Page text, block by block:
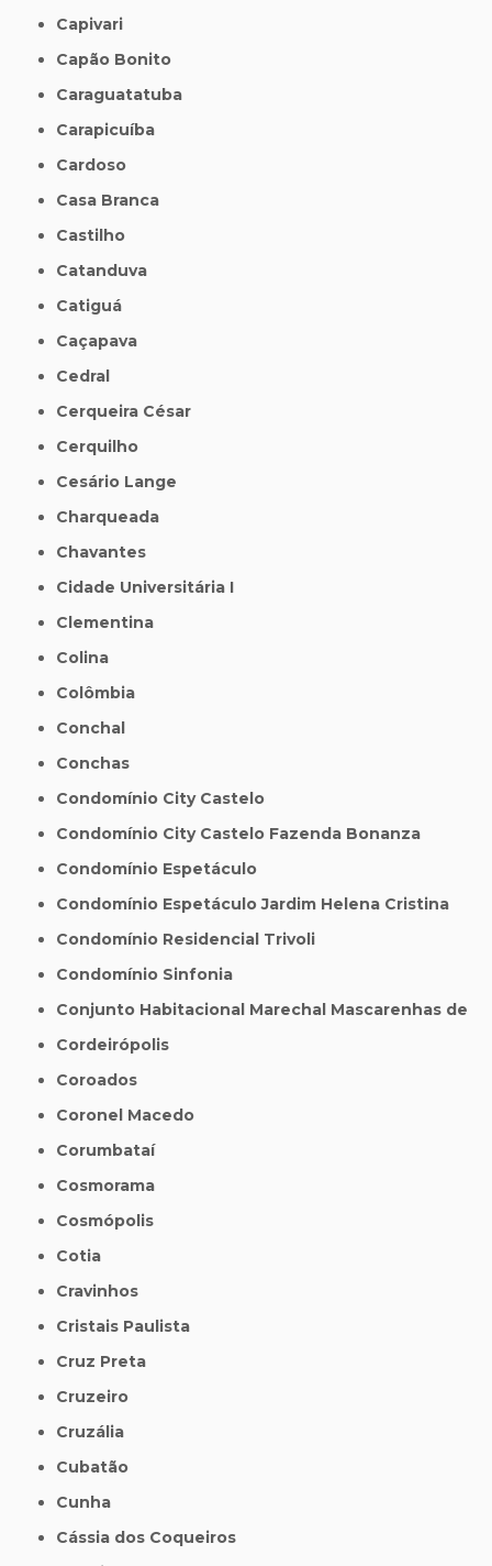
Capivari
Capão Bonito
Caraguatatuba
Carapicuíba
Cardoso
Casa Branca
Castilho
Catanduva
Catiguá
Caçapava
Cedral
Cerqueira César
Cerquilho
Cesário Lange
Charqueada
Chavantes
Cidade Universitária I
Clementina
Colina
Colômbia
Conchal
Conchas
Condomínio City Castelo
Condomínio City Castelo Fazenda Bonanza
Condomínio Espetáculo
Condomínio Espetáculo Jardim Helena Cristina
Condomínio Residencial Trivoli
Condomínio Sinfonia
Conjunto Habitacional Marechal Mascarenhas de
Cordeirópolis
Coroados
Coronel Macedo
Corumbataí
Cosmorama
Cosmópolis
Cotia
Cravinhos
Cristais Paulista
Cruz Preta
Cruzeiro
Cruzália
Cubatão
Cunha
Cássia dos Coqueiros